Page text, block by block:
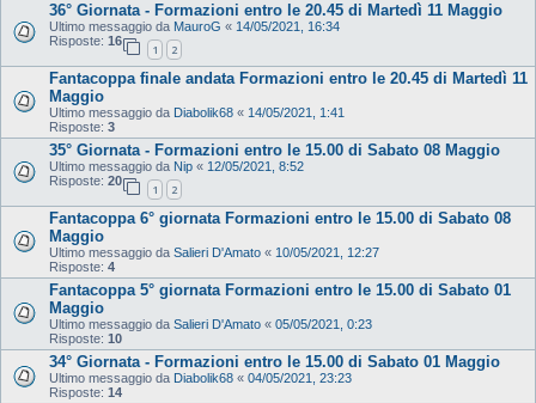
36° Giornata - Formazioni entro le 20.45 di Martedì 11 Maggio
Ultimo messaggio da MauroG « 14/05/2021, 16:34
Risposte: 16
1 2
Fantacoppa finale andata Formazioni entro le 20.45 di Martedì 11
Maggio
Ultimo messaggio da Diabolik68 « 14/05/2021, 1:41
Risposte: 3
35° Giornata - Formazioni entro le 15.00 di Sabato 08 Maggio
Ultimo messaggio da Nip « 12/05/2021, 8:52
Risposte: 20
1 2
Fantacoppa 6° giornata Formazioni entro le 15.00 di Sabato 08
Maggio
Ultimo messaggio da Salieri D'Amato « 10/05/2021, 12:27
Risposte: 4
Fantacoppa 5° giornata Formazioni entro le 15.00 di Sabato 01
Maggio
Ultimo messaggio da Salieri D'Amato « 05/05/2021, 0:23
Risposte: 10
34° Giornata - Formazioni entro le 15.00 di Sabato 01 Maggio
Ultimo messaggio da Diabolik68 « 04/05/2021, 23:23
Risposte: 14